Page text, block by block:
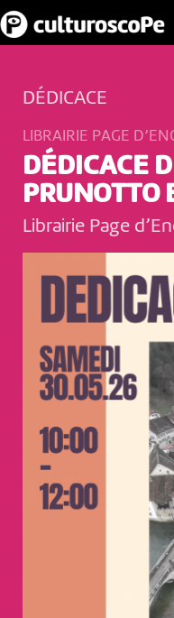
DÉDICACE
LIBRAIRIE PAGE
DÉDICACE
PRUNOTTO
Librairie Page